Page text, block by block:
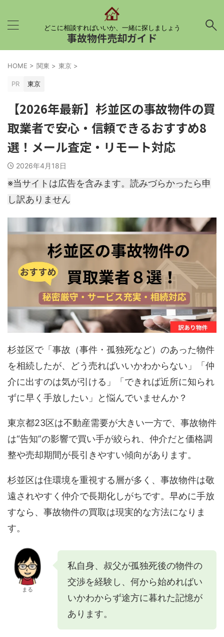
どこに相談すればいいか、一緒に探しましょう
事故物件売却ガイド
HOME > 関東 > 東京 >
PR 東京
【2026年最新】杉並区の事故物件の買
取業者で安心・信頼できるおすすめ8
選！メール査定・リモート対応
2026年4月18日
※当サイトは広告を含みます。読みづらかったら申
し訳ありません
杉並区で「事故（事件・孤独死など）のあった物件
を相続したが、どう売ればいいかわからない」「仲
介に出すのは気が引ける」「できれば近所に知られ
ずに早く手放したい」と悩んでいませんか？
東京都23区は不動産需要が大きい一方で、事故物件
は“告知”の影響で買い手が絞られ、仲介だと価格調
整や売却期間が長引きやすい傾向があります。
杉並区は住環境を重視する層が多く、事故物件は敬
遠されやすく仲介で長期化しがちです。早めに手放
すなら、事故物件の買取は現実的な方法になりま
す。
まる
私自身、叔父が孤独死後の物件の
交渉を経験し、何から始めればい
いかわからず途方に暮れた記憶が
あります。